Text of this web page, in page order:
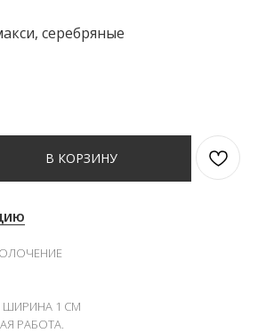
серебряные
В КОРЗИНУ
ШИРИНА 1 СМ
РАБОТА.